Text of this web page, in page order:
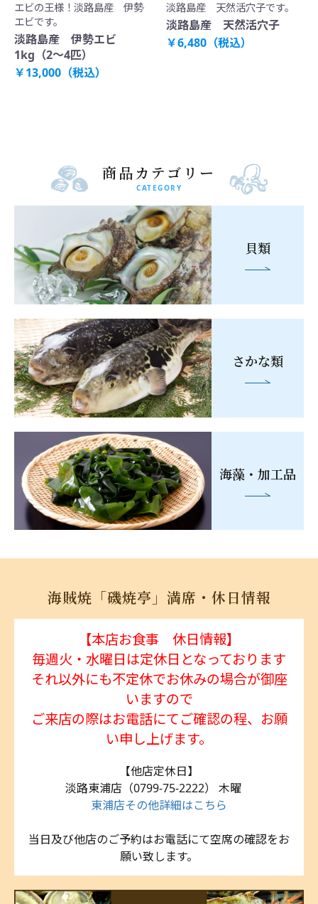
エビの王様！淡路島産 伊勢
エビです。
淡路島産 伊勢エビ
1kg（2～4匹）
￥13,000（税込）
淡路島産 天然活穴子です。
淡路島産 天然活穴子
￥6,480（税込）
商品カテゴリー
CATEGORY
貝類
さかな類
海藻・ 加工品
海賊焼「磯焼亭」満席・休日情報
【本店お食事 休日情報】
毎週火・水曜日は定休日となっております
それ以外にも不定休でお休みの場合が御座
いますので
ご来店の際はお電話にてご確認の程、お願
い申し上げます。
【他店定休日】
淡路東浦店（0799-75-2222） 木曜
東浦店その他詳細はこちら
当日及び他店のご予約はお電話にて空席の確認をお
願い致します。